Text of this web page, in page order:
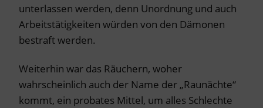
unterlassen werden, denn Unordnung und auch
Arbeitstätigkeiten würden von den Dämonen
bestraft werden.
Weiterhin war das Räuchern, woher
wahrscheinlich auch der Name der „Raunächte“
kommt, ein probates Mittel, um alles Schlechte